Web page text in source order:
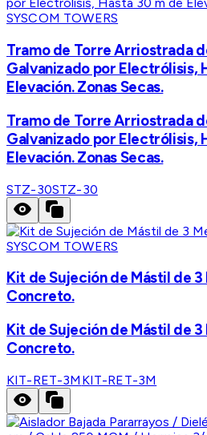
SYSCOM TOWERS
Tramo de Torre Arriostrada
Galvanizado por Electrólisis,
Elevación. Zonas Secas.
Tramo de Torre Arriostrada
Galvanizado por Electrólisis,
Elevación. Zonas Secas.
STZ-30STZ-30
SYSCOM TOWERS
Kit de Sujeción de Mástil de 3
Concreto.
Kit de Sujeción de Mástil de 3
Concreto.
KIT-RET-3M KIT-RET-3M